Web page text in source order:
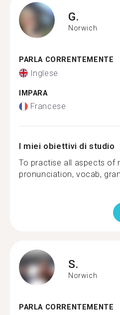
G.
Norwich
PARLA CORRENTEMENTE
Inglese
IMPARA
Francese
I miei obiettivi di studio
To practise all aspects of
pronunciation, vocab,
S.
Norwich
PARLA CORRENTEMENTE